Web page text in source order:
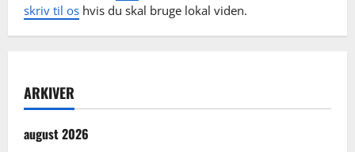
skriv til os hvis du skal bruge lokal viden.
ARKIVER
august 2026